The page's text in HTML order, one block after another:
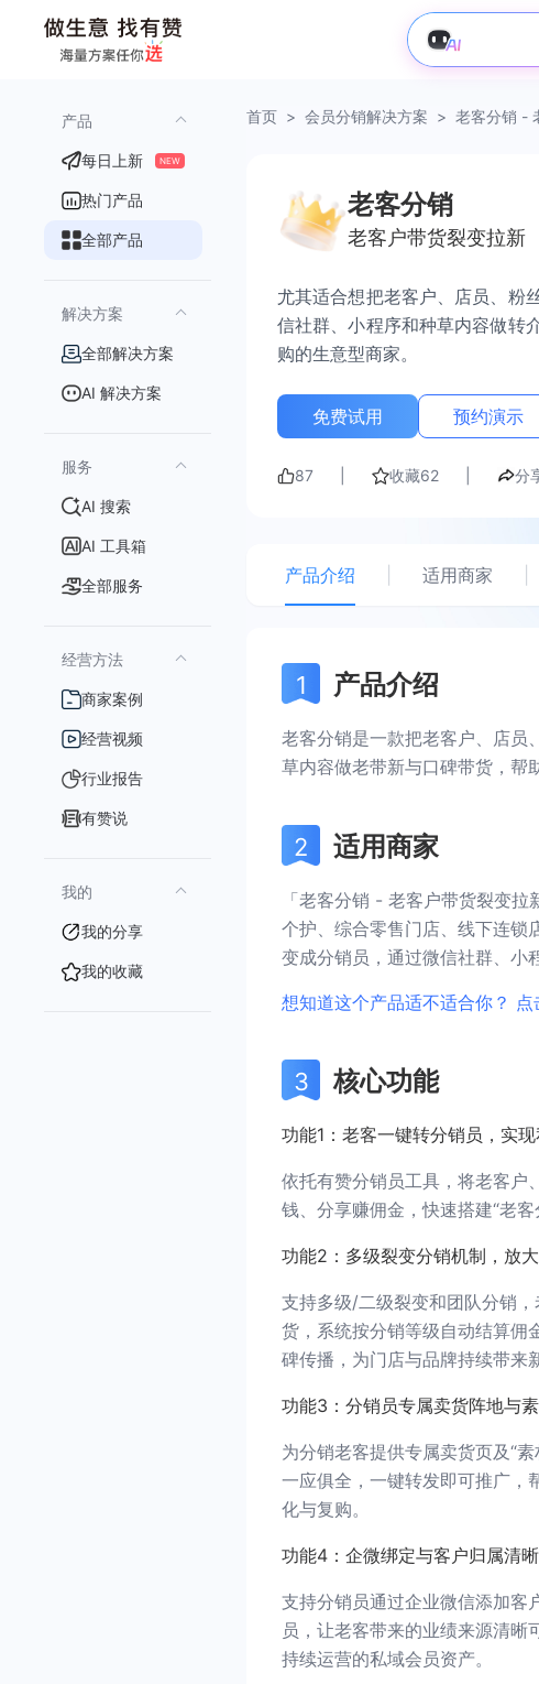
产品
每日上新 NEW
热门产品
全部产品
解决方案
全部解决方案
AI 解决方案
服务
AI 搜索
AI 工具箱
全部服务
经营方法
商家案例
经营视频
行业报告
有赞说
我的
我的分享
我的收藏
首页 > 会员分销解决方案 > 老客分销 -
老客分销
老客户带货裂变拉新
尤其适合想把老客户、店员、粉
信社群、小程序和种草内容做转
购的生意型商家。
免费试用 预约演示
87 收藏62 分
产品介绍 适用商家
产品介绍
老客分销是一款把老客户、店员
草内容做老带新与口碑带货，帮
适用商家
「老客分销 - 老客户带货裂变
个护、综合零售门店、线下连锁
变成分销员，通过微信社群、小
想知道这个产品适不适合你？
核心功能
功能1：老客一键转分销员，实
依托有赞分销员工具，将老客户
钱、分享赚佣金，快速搭建“老
功能2：多级裂变分销机制，放
支持多级/二级裂变和团队分销
货，系统按分销等级自动结算佣
碑传播，为门店与品牌持续带来
功能3：分销员专属卖货阵地与
为分销老客提供专属卖货页及“
一应俱全，一键转发即可推广，
化与复购。
功能4：企微绑定与客户归属清
支持分销员通过企业微信添加客
员，让老客带来的业绩来源清
持续运营的私域会员资产。